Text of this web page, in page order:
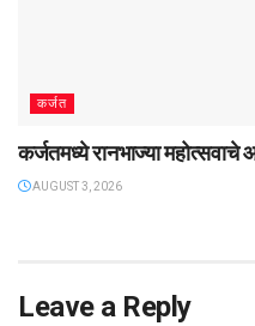
कर्जत
कर्जतमध्ये रानभाज्या
AUGUST 3, 2026
Leave a Reply